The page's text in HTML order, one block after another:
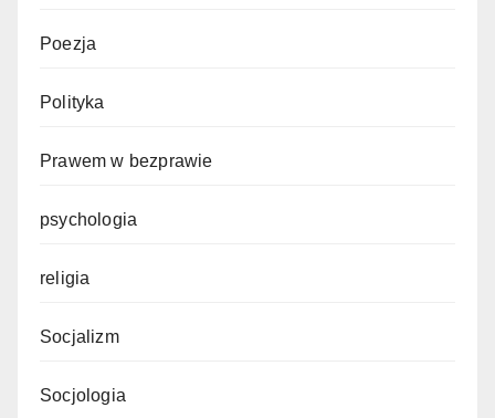
Poezja
Polityka
Prawem w bezprawie
psychologia
religia
Socjalizm
Socjologia